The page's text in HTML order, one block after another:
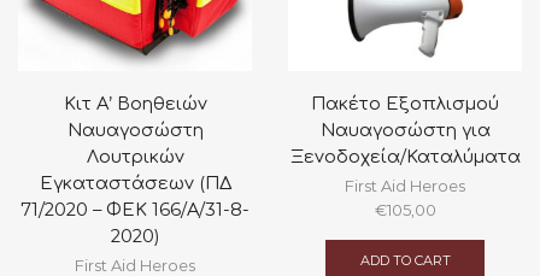
Κιτ Α’ Βοηθειών
Ναυαγοσώστη
Λουτρικών
Εγκαταστάσεων (ΠΔ
71/2020 – ΦΕΚ 166/Α/31-8-
2020)
First Aid Heroes
Πακέτο Εξοπλισμού
Ναυαγοσώστη για
Ξενοδοχεία/Καταλύματα
First Aid Heroes
€105,00
ADD TO CART